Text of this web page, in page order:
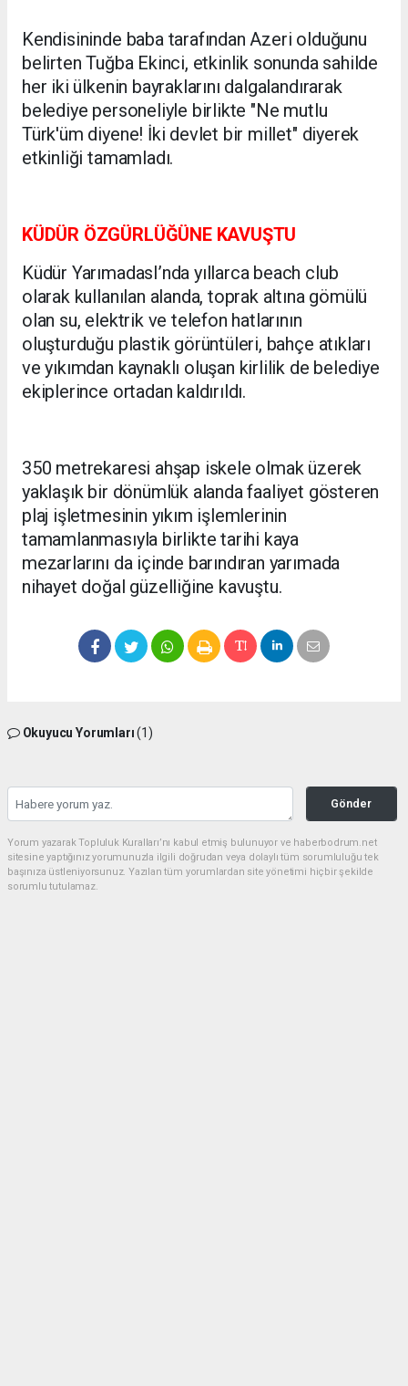
Kendisininde baba tarafından Azeri olduğunu
belirten Tuğba Ekinci, etkinlik sonunda sahilde
her iki ülkenin bayraklarını dalgalandırarak
belediye personeliyle birlikte "Ne mutlu
Türk'üm diyene! İki devlet bir millet" diyerek
etkinliği tamamladı.
KÜDÜR ÖZGÜRLÜĞÜNE KAVUŞTU
Küdür YarımadasI’nda yıllarca beach club
olarak kullanılan alanda, toprak altına gömülü
olan su, elektrik ve telefon hatlarının
oluşturduğu plastik görüntüleri, bahçe atıkları
ve yıkımdan kaynaklı oluşan kirlilik de belediye
ekiplerince ortadan kaldırıldı.
350 metrekaresi ahşap iskele olmak üzerek
yaklaşık bir dönümlük alanda faaliyet gösteren
plaj işletmesinin yıkım işlemlerinin
tamamlanmasıyla birlikte tarihi kaya
mezarlarını da içinde barındıran yarımada
nihayet doğal güzelliğine kavuştu.
Okuyucu Yorumları(1)
Gönder
Yorum yazarak Topluluk Kuralları’nı kabul etmiş bulunuyor ve haberbodrum.net
sitesine yaptığınız yorumunuzla ilgili doğrudan veya dolaylı tüm sorumluluğu tek
başınıza üstleniyorsunuz. Yazılan tüm yorumlardan site yönetimi hiçbir şekilde
sorumlu tutulamaz.